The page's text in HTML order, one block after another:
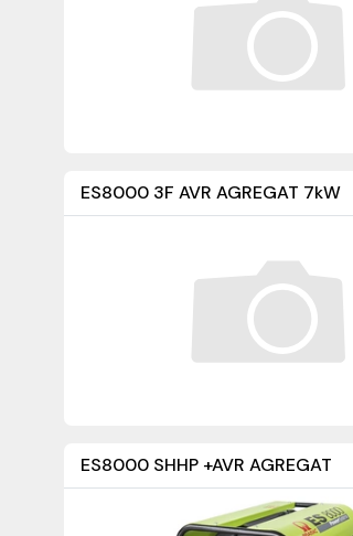
ES8000 3F AVR AGREGAT 7kW
ES8000 SHHP +AVR AGREGAT